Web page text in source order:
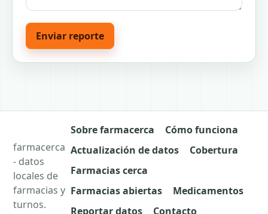
Enviar reporte
farmacerca
- datos
locales de
farmacias y
turnos.
Sobre farmacerca
Cómo funciona
Actualización de datos
Cobertura
Farmacias cerca
Farmacias abiertas
Medicamentos
Reportar datos
Contacto